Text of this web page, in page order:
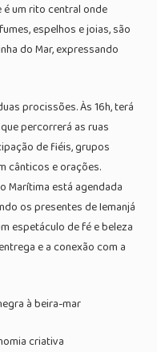
é um rito central onde
espelhos e joias, são
do Mar, expressando
procissões. Às 16h, terá
percorrerá as ruas
de fiéis, grupos
cânticos e orações.
Marítima está agendada
os presentes de Iemanjá
espetáculo de fé e beleza
e a conexão com a
à beira-mar
criativa